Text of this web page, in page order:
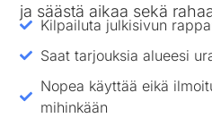
ja säästä aikaa sekä
Kilpailuta julkisivun
Saat tarjouksia alueesi
Nopea käyttää eikä
mihinkään